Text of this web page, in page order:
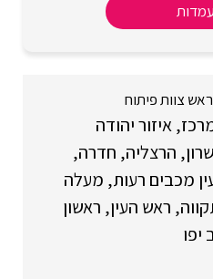
ראש צוות פיתוח
איזור יהודה
הרצליה חדרה
מכבים רעות מעלה
ראש העין ראשון
יפו